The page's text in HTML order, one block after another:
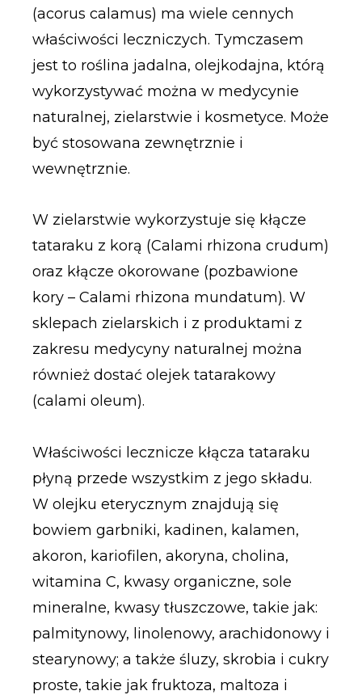
(acorus calamus) ma wiele cennych
właściwości leczniczych. Tymczasem
jest to roślina jadalna, olejkodajna, którą
wykorzystywać można w medycynie
naturalnej, zielarstwie i kosmetyce. Może
być stosowana zewnętrznie i
wewnętrznie.
W zielarstwie wykorzystuje się kłącze
tataraku z korą (Calami rhizona crudum)
oraz kłącze okorowane (pozbawione
kory – Calami rhizona mundatum). W
sklepach zielarskich i z produktami z
zakresu medycyny naturalnej można
również dostać olejek tatarakowy
(calami oleum).
Właściwości lecznicze kłącza tataraku
płyną przede wszystkim z jego składu.
W olejku eterycznym znajdują się
bowiem garbniki, kadinen, kalamen,
akoron, kariofilen, akoryna, cholina,
witamina C, kwasy organiczne, sole
mineralne, kwasy tłuszczowe, takie jak:
palmitynowy, linolenowy, arachidonowy i
stearynowy; a także śluzy, skrobia i cukry
proste, takie jak fruktoza, maltoza i